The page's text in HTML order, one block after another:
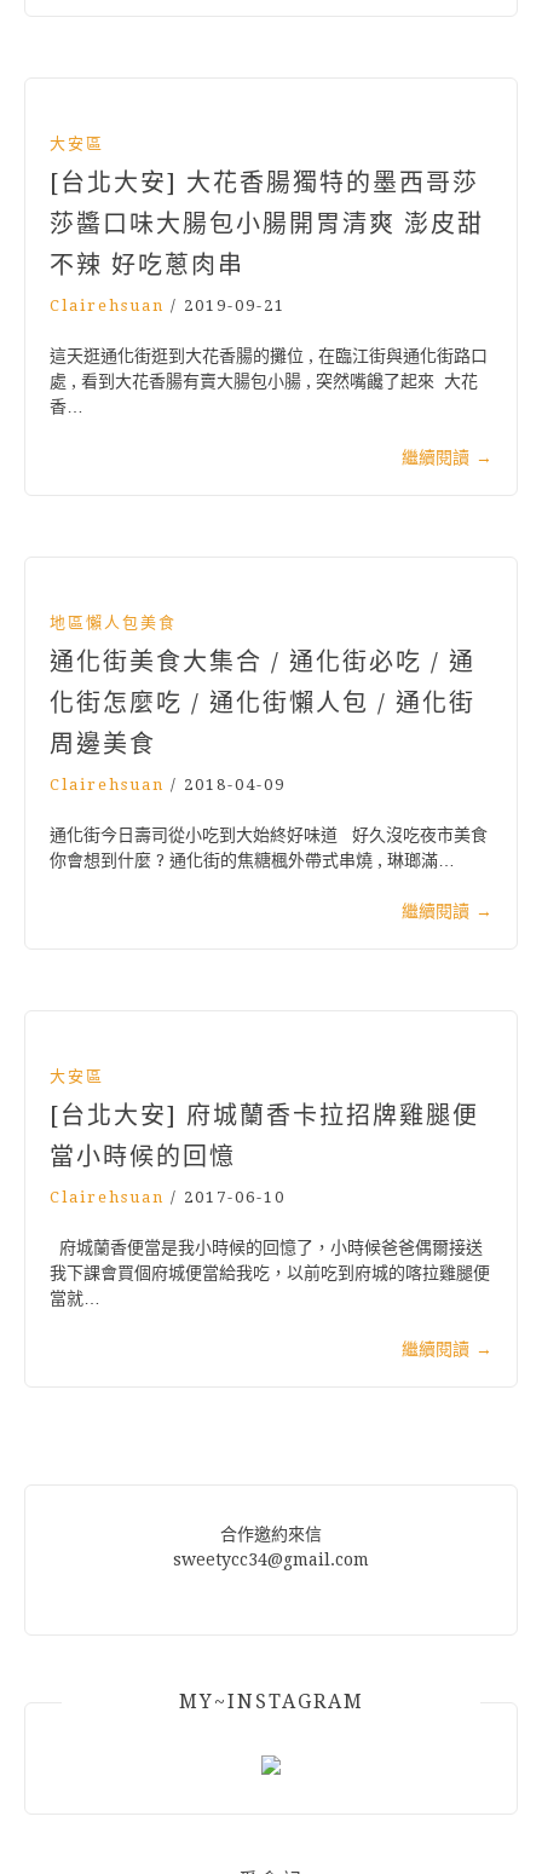
大安區
[台北大安] 大花香腸獨特的墨西哥莎
莎醬口味大腸包小腸開胃清爽 澎皮甜
不辣 好吃蔥肉串
Clairehsuan / 2019-09-21
這天逛通化街逛到大花香腸的攤位 , 在臨江街與通化街路口
處 , 看到大花香腸有賣大腸包小腸 , 突然嘴饞了起來 大花
香…
繼續閱讀 →
地區懶人包美食
通化街美食大集合 / 通化街必吃 / 通
化街怎麼吃 / 通化街懶人包 / 通化街
周邊美食
Clairehsuan / 2018-04-09
通化街今日壽司從小吃到大始終好味道 好久沒吃夜市美食
你會想到什麼 ? 通化街的焦糖楓外帶式串燒 , 琳瑯滿…
繼續閱讀 →
大安區
[台北大安] 府城蘭香卡拉招牌雞腿便
當小時候的回憶
Clairehsuan / 2017-06-10
府城蘭香便當是我小時候的回憶了，小時候爸爸偶爾接送
我下課會買個府城便當給我吃，以前吃到府城的喀拉雞腿便
當就…
繼續閱讀 →
合作邀約來信
sweetycc34@gmail.com
MY~INSTAGRAM